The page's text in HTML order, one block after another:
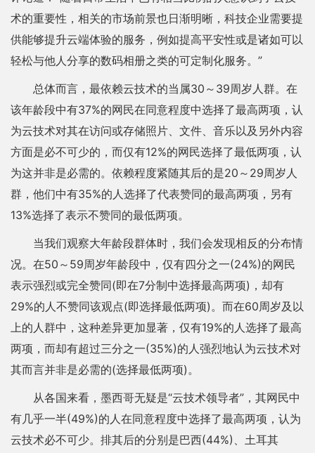
术的重要性，相关的市场前景也日渐明晰，科技企业需要提
供能够提升云端体验的服务，例如提高平安性或是诸如可以
轻松与他人分享的数码相册之类的可定制化服务。”
总体而言，最依赖云技术的当属30～39周岁人群。在
该年龄段中有37%的网民在同意程度中选择了最高两项，认
为云技术对其在访问或存储照片、文件、音乐以及另外内容
方面是必不可少的，而仅有12%的网民选择了最低两项，认
为这并非是必需的。依赖程度紧随其后的是20～29周岁人
群，他们中有35%的人选择了代表赞同的最高两项，另有
13%选择了表示不赞同的最低两项。
当我们观察大年龄段群体时，我们会发现相反的分布情
况。在50～59周岁年龄段中，仅有四分之一(24%)的网民
表示强烈或完全赞同(即在7分制中选择最高两项)，却有
29%的人不赞同该观点(即选择最低两项)。而在60周岁及以
上的人群中，这种差异更加显著，仅有19%的人选择了最高
两项，而却有超过三分之一(35%)的人强烈地认为云技术对
其而言并非是必需的(选择最低两项)。
从各国来看，墨西哥无疑是“云技术领导者”，其网民中
有几乎一半(49%)的人在同意程度中选择了最高两项，认为
云技术必不可少。排其后的分别是巴西(44%)、土耳其